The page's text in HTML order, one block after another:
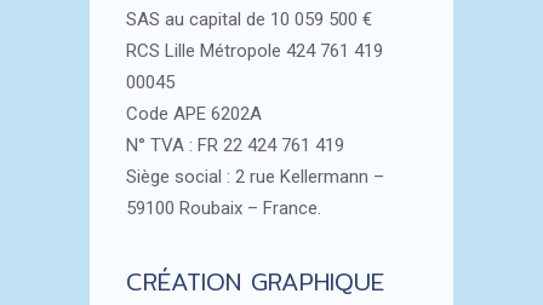
SAS au capital de 10 059 500 €
RCS Lille Métropole 424 761 419
00045
Code APE 6202A
N° TVA : FR 22 424 761 419
Siège social : 2 rue Kellermann –
59100 Roubaix – France.
CRÉATION GRAPHIQUE